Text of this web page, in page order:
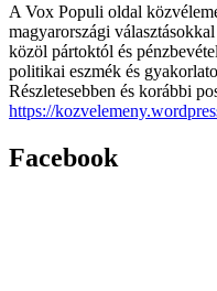
A Vox Populi oldal
magyarországi
közöl pártoktól és
politikai eszmék és
Részletesebben és korábbi
https://
Facebook